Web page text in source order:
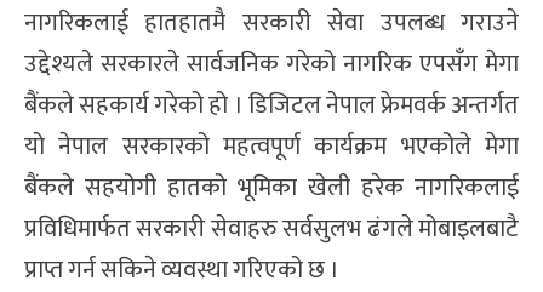
नागरिकलाई हातहातमै सरकारी सेवा उपलब्ध गराउने
उद्देश्यले सरकारले सार्वजनिक गरेको नागरिक एपसँग मेगा
बैंकले सहकार्य गरेको हो । डिजिटल नेपाल फ्रेमवर्क अन्तर्गत
यो नेपाल सरकारको महत्वपूर्ण कार्यक्रम भएकोले मेगा
बैंकले सहयोगी हातको भूमिका खेली हरेक नागरिकलाई
प्रविधिमार्फत सरकारी सेवाहरु सर्वसुलभ ढंगले मोबाइलबाटै
प्राप्त गर्न सकिने व्यवस्था गरिएको छ ।